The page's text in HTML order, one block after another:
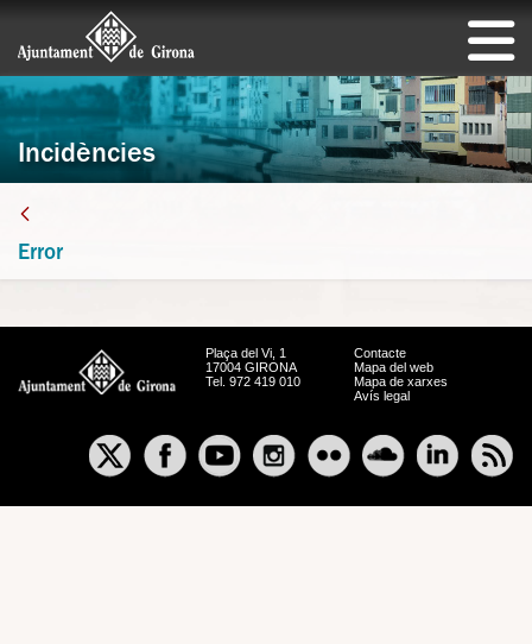
Incidències
Error
Plaça del Vi, 1
17004 GIRONA
Tel. 972 419 010
Contacte
Mapa del web
Mapa de xarxes
Avís legal